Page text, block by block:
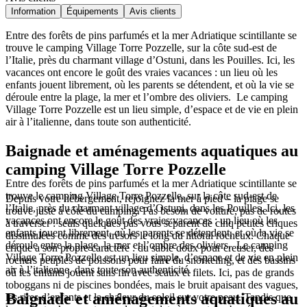
Information Équipements Avis clients
Entre des forêts de pins parfumés et la mer Adriatique scintillante se
trouve le camping Village Torre Pozzelle, sur la côte sud-est de
l’Italie, près du charmant village d’Ostuni, dans les Pouilles. Ici, les
vacances ont encore le goût des vraies vacances : un lieu où les
enfants jouent librement, où les parents se détendent, et où la vie se
déroule entre la plage, la mer et l’ombre des oliviers. Le camping
Village Torre Pozzelle est un lieu simple, d’espace et de vie en plein
air à l’italienne, dans toute son authenticité.
Baignade et aménagements aquatiques au
camping Village Torre Pozzelle
Depuis votre hébergement, rejoignez la mer à pied – la plage se
trouve juste à côté du camping. Pas besoin de voiture, pas de routes
à traverser : seuls quelques pas vous séparent de cinq petites criques
dissimulées comme des trésors le long du littoral rocheux. Chaque
crique a son propre caractère : du sable doux pour creuser, des
rochers peuplés de poissons pour faire du snorkeling, et des bassins
où les enfants jouent sans fin avec seaux et filets. Ici, pas de grands
toboggans ni de piscines bondées, mais le bruit apaisant des vagues,
les rires d’enfants et la chaleur du soleil sur votre peau. Tandis que
Entre des forêts de pins parfumés et la mer Adriatique scintillante se
trouve le camping Village Torre Pozzelle, sur la côte sud-est de
l’Italie, près du charmant village d’Ostuni, dans les Pouilles. Ici, les
vacances ont encore le goût des vraies vacances : un lieu où les
enfants jouent librement, où les parents se détendent, et où la vie se
déroule entre la plage, la mer et l’ombre des oliviers. Le camping
Village Torre Pozzelle est un lieu simple, d’espace et de vie en plein
air à l’italienne, dans toute son authenticité.
Baignade et aménagements aquatiques au